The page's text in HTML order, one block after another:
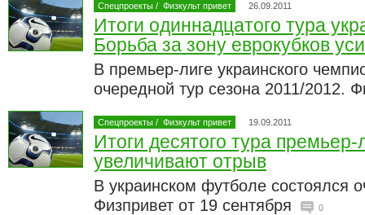
Спецпроекты / Физкульт привет 26.09.2011
Итоги одиннадцатого тура
Борьба за зону еврокубков
В премьер-лиге украинского
очередной тур сезона 2011/2012.
Спецпроекты / Физкульт привет 19.09.2011
Итоги десятого тура
увеличивают отрыв
В украинском футболе состоялся
Физпривет от 19 сентября
0